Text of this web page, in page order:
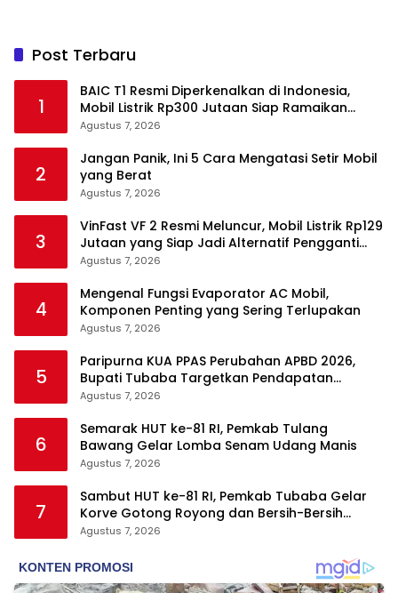
Post Terbaru
1
BAIC T1 Resmi Diperkenalkan di Indonesia,
Mobil Listrik Rp300 Jutaan Siap Ramaikan
Pasar EV
Agustus 7, 2026
2
Jangan Panik, Ini 5 Cara Mengatasi Setir Mobil
yang Berat
Agustus 7, 2026
3
VinFast VF 2 Resmi Meluncur, Mobil Listrik Rp129
Jutaan yang Siap Jadi Alternatif Pengganti
Motor
Agustus 7, 2026
4
Mengenal Fungsi Evaporator AC Mobil,
Komponen Penting yang Sering Terlupakan
Agustus 7, 2026
5
Paripurna KUA PPAS Perubahan APBD 2026,
Bupati Tubaba Targetkan Pendapatan
Daerah Rp820,3 Miliar
Agustus 7, 2026
6
Semarak HUT ke-81 RI, Pemkab Tulang
Bawang Gelar Lomba Senam Udang Manis
Agustus 7, 2026
7
Sambut HUT ke-81 RI, Pemkab Tubaba Gelar
Korve Gotong Royong dan Bersih-Bersih
Serentak
Agustus 7, 2026